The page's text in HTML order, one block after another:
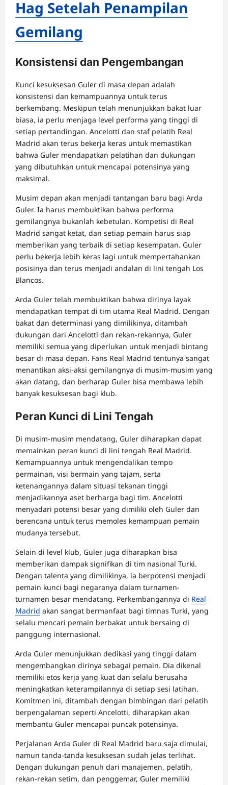
Hag Setelah Penampilan
Gemilang
Konsistensi dan Pengembangan
Kunci kesuksesan Guler di masa depan adalah
konsistensi dan kemampuannya untuk terus
berkembang. Meskipun telah menunjukkan bakat luar
biasa, ia perlu menjaga level performa yang tinggi di
setiap pertandingan. Ancelotti dan staf pelatih Real
Madrid akan terus bekerja keras untuk memastikan
bahwa Guler mendapatkan pelatihan dan dukungan
yang dibutuhkan untuk mencapai potensinya yang
maksimal.
Musim depan akan menjadi tantangan baru bagi Arda
Guler. Ia harus membuktikan bahwa performa
gemilangnya bukanlah kebetulan. Kompetisi di Real
Madrid sangat ketat, dan setiap pemain harus siap
memberikan yang terbaik di setiap kesempatan. Guler
perlu bekerja lebih keras lagi untuk mempertahankan
posisinya dan terus menjadi andalan di lini tengah Los
Blancos.
Arda Guler telah membuktikan bahwa dirinya layak
mendapatkan tempat di tim utama Real Madrid. Dengan
bakat dan determinasi yang dimilikinya, ditambah
dukungan dari Ancelotti dan rekan-rekannya, Guler
memiliki semua yang diperlukan untuk menjadi bintang
besar di masa depan. Fans Real Madrid tentunya sangat
menantikan aksi-aksi gemilangnya di musim-musim yang
akan datang, dan berharap Guler bisa membawa lebih
banyak kesuksesan bagi klub.
Peran Kunci di Lini Tengah
Di musim-musim mendatang, Guler diharapkan dapat
memainkan peran kunci di lini tengah Real Madrid.
Kemampuannya untuk mengendalikan tempo
permainan, visi bermain yang tajam, serta
ketenangannya dalam situasi tekanan tinggi
menjadikannya aset berharga bagi tim. Ancelotti
menyadari potensi besar yang dimiliki oleh Guler dan
berencana untuk terus memoles kemampuan pemain
mudanya tersebut.
Selain di level klub, Guler juga diharapkan bisa
memberikan dampak signifikan di tim nasional Turki.
Dengan talenta yang dimilikinya, ia berpotensi menjadi
pemain kunci bagi negaranya dalam turnamen-
turnamen besar mendatang. Perkembangannya di Real
Madrid akan sangat bermanfaat bagi timnas Turki, yang
selalu mencari pemain berbakat untuk bersaing di
panggung internasional.
Arda Guler menunjukkan dedikasi yang tinggi dalam
mengembangkan dirinya sebagai pemain. Dia dikenal
memiliki etos kerja yang kuat dan selalu berusaha
meningkatkan keterampilannya di setiap sesi latihan.
Komitmen ini, ditambah dengan bimbingan dari pelatih
berpengalaman seperti Ancelotti, diharapkan akan
membantu Guler mencapai puncak potensinya.
Perjalanan Arda Guler di Real Madrid baru saja dimulai,
namun tanda-tanda kesuksesan sudah jelas terlihat.
Dengan dukungan penuh dari manajemen, pelatih,
rekan-rekan setim, dan penggemar, Guler memiliki